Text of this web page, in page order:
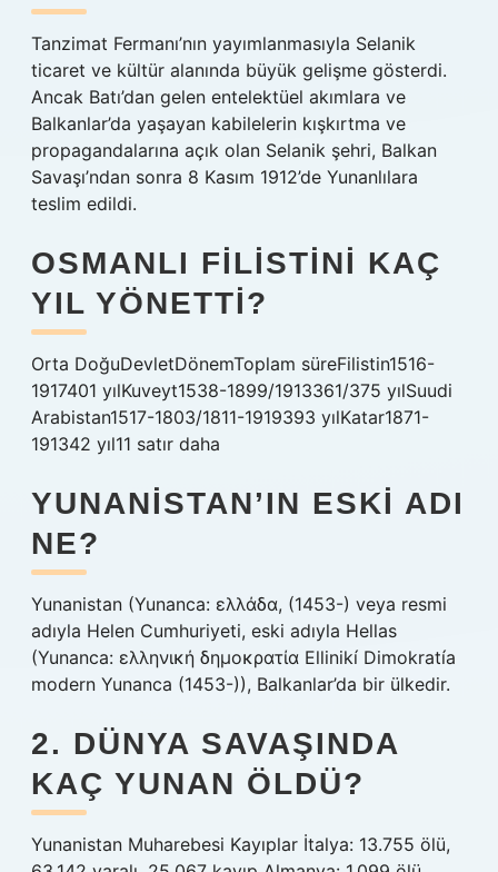
Tanzimat Fermanı’nın yayımlanmasıyla Selanik
ticaret ve kültür alanında büyük gelişme gösterdi.
Ancak Batı’dan gelen entelektüel akımlara ve
Balkanlar’da yaşayan kabilelerin kışkırtma ve
propagandalarına açık olan Selanik şehri, Balkan
Savaşı’ndan sonra 8 Kasım 1912’de Yunanlılara
teslim edildi.
OSMANLI FILISTINI KAÇ
YIL YÖNETTI?
Orta DoğuDevletDönemToplam süreFilistin1516-
1917401 yılKuveyt1538-1899/1913361/375 yılSuudi
Arabistan1517-1803/1811-1919393 yılKatar1871-
191342 yıl11 satır daha
YUNANISTAN’IN ESKI ADI
NE?
Yunanistan (Yunanca: ελλάδα, (1453-) veya resmi
adıyla Helen Cumhuriyeti, eski adıyla Hellas
(Yunanca: ελληνική δημοκρατία Ellinikí Dimokratía
modern Yunanca (1453-)), Balkanlar’da bir ülkedir.
2. DÜNYA SAVAŞINDA
KAÇ YUNAN ÖLDÜ?
Yunanistan Muharebesi Kayıplar İtalya: 13.755 ölü,